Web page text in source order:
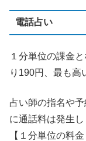
電話占い
１分単位の課金
り190円、最も高
占い師の指名や
に通話料は発生
【１分単位の料